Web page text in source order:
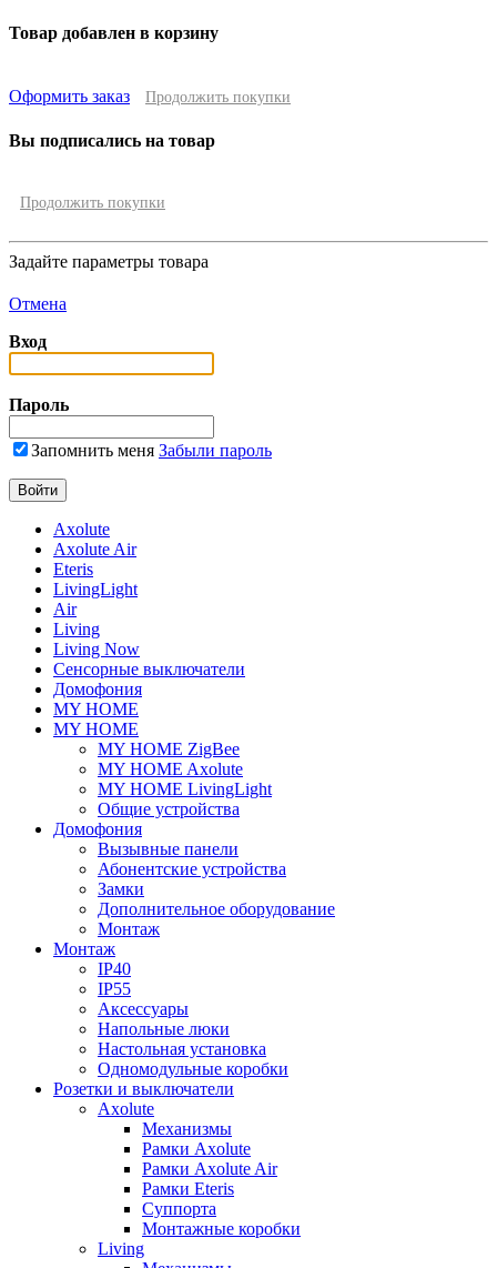
Товар добавлен в корзину
Оформить заказ Продолжить покупки
Вы подписались на товар
Продолжить покупки
Задайте параметры товара
Отмена
Вход
Пароль
Запомнить меня Забыли пароль
Axolute
Axolute Air
Eteris
LivingLight
Air
Living
Living Now
Сенсорные выключатели
Домофония
MY HOME
MY HOME
MY HOME ZigBee
MY HOME Axolute
MY HOME LivingLight
Общие устройства
Домофония
Вызывные панели
Абонентские устройства
Замки
Дополнительное оборудование
Монтаж
Монтаж
IP40
IP55
Аксессуары
Напольные люки
Настольная установка
Одномодульные коробки
Розетки и выключатели
Axolute
Механизмы
Рамки Axolute
Рамки Axolute Air
Рамки Eteris
Суппорта
Монтажные коробки
Living